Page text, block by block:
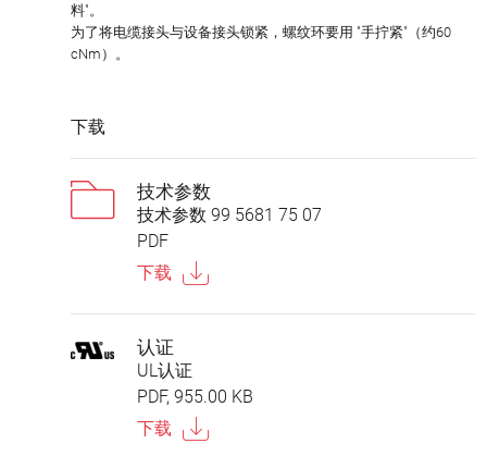
料"。
为了将电缆接头与设备接头锁紧，螺纹环要用 "手拧紧"（约60
cNm）。
下载
技术参数
技术参数 99 5681 75 07
PDF
下载
认证
UL认证
PDF, 955.00 KB
下载